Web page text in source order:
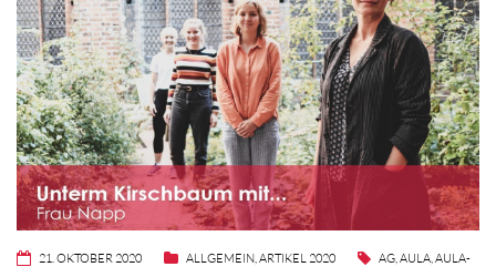
21. OKTOBER 2020 ALLGEMEIN,ARTIKEL 2020 AG,AULA,AULA-